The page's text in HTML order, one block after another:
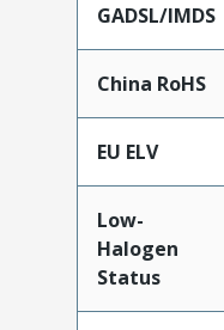
GADSL/IMDS
China RoHS
EU ELV
Low-
Halogen
Status